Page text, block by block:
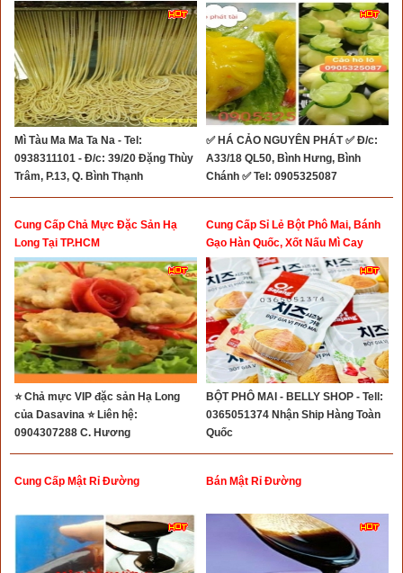
Mì Tàu Ma Ma Ta Na - Tel:
0938311101 - Đ/c: 39/20 Đặng Thùy
Trâm, P.13, Q. Bình Thạnh
✅ HÁ CẢO NGUYÊN PHÁT ✅ Đ/c:
A33/18 QL50, Bình Hưng, Bình
Chánh ✅ Tel: 0905325087
Cung Cấp Chả Mực Đặc Sản Hạ
Long Tại TP.HCM
⭐ Chả mực VIP đặc sản Hạ Long
của Dasavina ⭐ Liên hệ:
0904307288 C. Hương
Cung Cấp Sỉ Lẻ Bột Phô Mai, Bánh
Gạo Hàn Quốc, Xốt Nấu Mì Cay
BỘT PHÔ MAI - BELLY SHOP - Tell:
0365051374 Nhận Ship Hàng Toàn
Quốc
Cung Cấp Mật Rỉ Đường Bán Mật Rỉ Đường